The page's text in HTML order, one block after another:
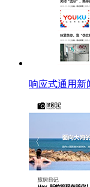
响应式通用新